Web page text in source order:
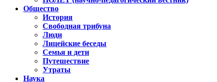
Общество
История
Свободная трибуна
Люди
Лицейские беседы
Семья и дети
Путешествие
Утраты
Наука